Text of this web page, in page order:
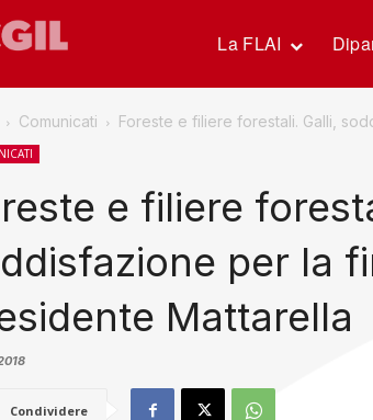
La FLAI
Comunicati Foreste e filiere forestali. Galli,
e filiere
per la
Mattarella
Condividere